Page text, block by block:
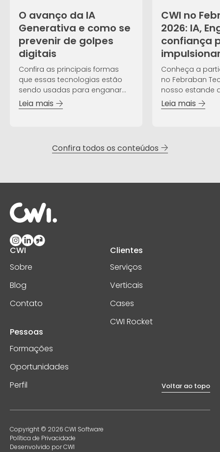
O avanço da IA
Generativa e como se
prevenir de golpes
digitais
Confira as principais formas
que essas tecnologias estão
sendo usadas para enganar
usuários.
Leia mais
CWI no
2026: IA,
confiança
Conheça a
no Febraban
nosso estande
evento!
Leia mais
Confira todos os conteúdos
CWI
Sobre
Blog
Contato
Clientes
Serviços
Verticais
Cases
CWI Rocket
Pessoas
Formações
Oportunidades
Perfil
Voltar ao topo
Copyright © 2026 CWI Software
Política de Privacidade
Desenvolvido por CWI